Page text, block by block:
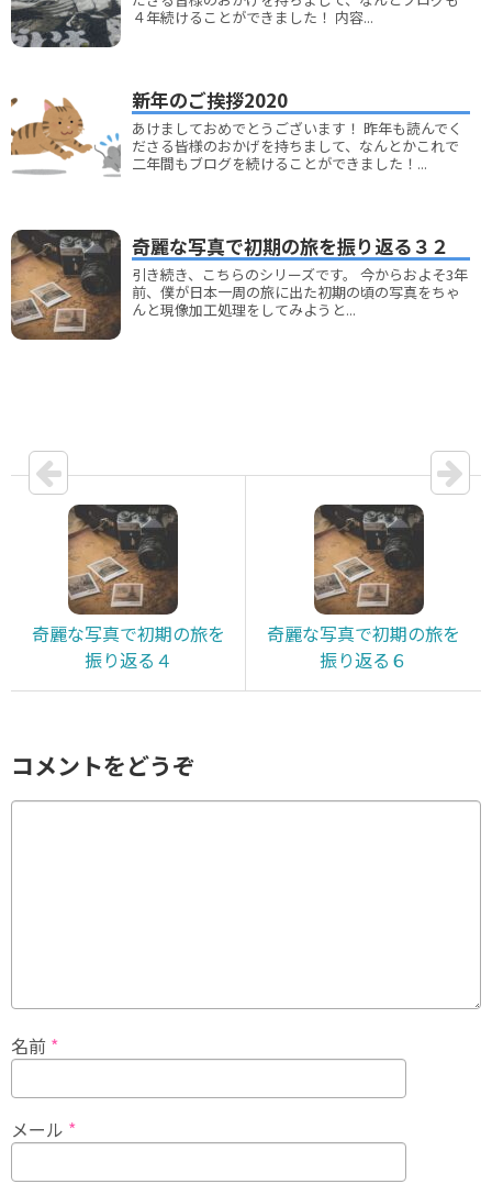
４年続けることができました！ 内容...
新年のご挨拶2020
あけましておめでとうございます！ 昨年も読んでく
ださる皆様のおかげを持ちまして、なんとかこれで
二年間もブログを続けることができました！...
奇麗な写真で初期の旅を振り返る３２
引き続き、こちらのシリーズです。 今からおよそ3年
前、僕が日本一周の旅に出た初期の頃の写真をちゃ
んと現像加工処理をしてみようと...
奇麗な写真で初期の旅を
振り返る４
奇麗な写真で初期の旅を
振り返る６
コメントをどうぞ
名前 *
メール *